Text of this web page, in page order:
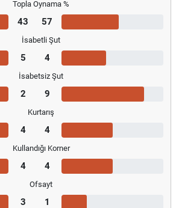
Topla Oynama %
43 57
İsabetli Şut
5 4
İsabetsiz Şut
2 9
Kurtarış
4 4
Kullandığı Korner
4 4
Ofsayt
3 1